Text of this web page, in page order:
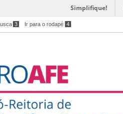
Simplifique!
3 Ir para o rodapé 4